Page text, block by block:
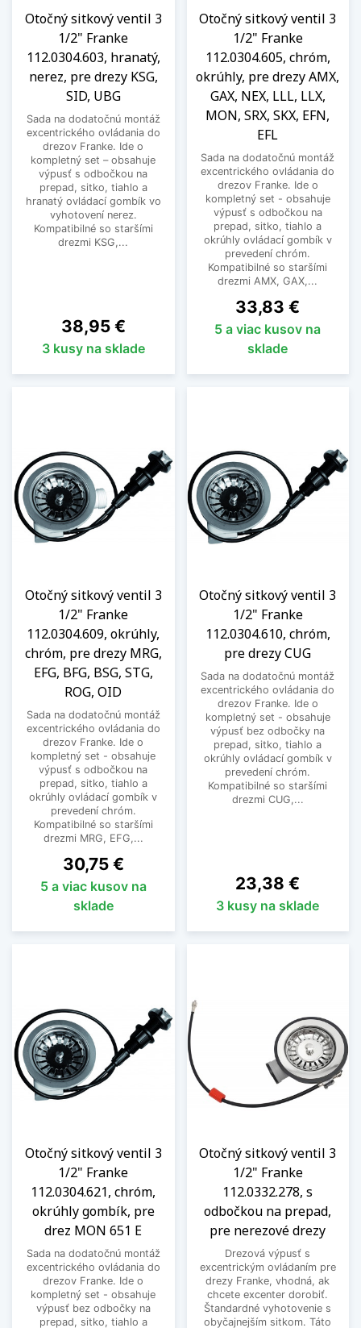
Otočný sitkový ventil 3
1/2" Franke
112.0304.603, hranatý,
nerez, pre drezy KSG,
SID, UBG
Sada na dodatočnú montáž
excentrického ovládania do
drezov Franke. Ide o
kompletný set – obsahuje
výpusť s odbočkou na
prepad, sitko, tiahlo a
hranatý ovládací gombík vo
vyhotovení nerez.
Kompatibilné so staršími
drezmi KSG,...
Cena
38,95 €
3 kusy na sklade
Otočný sitkový ventil 3
1/2" Franke
112.0304.605, chróm,
okrúhly, pre drezy AMX,
GAX, NEX, LLL, LLX,
MON, SRX, SKX, EFN,
EFL
Sada na dodatočnú montáž
excentrického ovládania do
drezov Franke. Ide o
kompletný set - obsahuje
výpusť s odbočkou na
prepad, sitko, tiahlo a
okrúhly ovládací gombík v
prevedení chróm.
Kompatibilné so staršími
drezmi AMX, GAX,...
Cena
33,83 €
5 a viac kusov na
sklade
Otočný sitkový ventil 3
1/2" Franke
112.0304.609, okrúhly,
chróm, pre drezy MRG,
EFG, BFG, BSG, STG,
ROG, OID
Sada na dodatočnú montáž
excentrického ovládania do
drezov Franke. Ide o
kompletný set - obsahuje
výpusť s odbočkou na
prepad, sitko, tiahlo a
okrúhly ovládací gombík v
prevedení chróm.
Kompatibilné so staršími
drezmi MRG, EFG,...
Cena
30,75 €
5 a viac kusov na
sklade
Otočný sitkový ventil 3
1/2" Franke
112.0304.610, chróm,
pre drezy CUG
Sada na dodatočnú montáž
excentrického ovládania do
drezov Franke. Ide o
kompletný set - obsahuje
výpusť bez odbočky na
prepad, sitko, tiahlo a
okrúhly ovládací gombík v
prevedení chróm.
Kompatibilné so staršími
drezmi CUG,...
Cena
23,38 €
3 kusy na sklade
Otočný sitkový ventil 3
1/2" Franke
112.0304.621, chróm,
okrúhly gombík, pre
drez MON 651 E
Sada na dodatočnú montáž
excentrického ovládania do
drezov Franke. Ide o
kompletný set - obsahuje
výpusť bez odbočky na
prepad, sitko, tiahlo a
Otočný sitkový ventil 3
1/2" Franke
112.0332.278, s
odbočkou na prepad,
pre nerezové drezy
Drezová výpusť s
excentrickým ovládaním pre
drezy Franke, vhodná, ak
chcete excenter dorobiť.
Štandardné vyhotovenie s
obyčajnejším sitkom. Táto